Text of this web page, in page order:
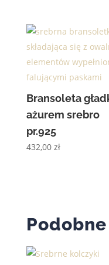
Bransoleta
ażurem srebro
pr.925
432,00 zł